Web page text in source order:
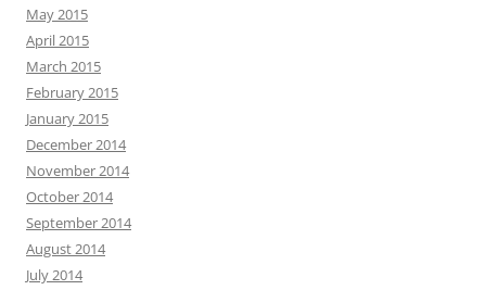
May 2015
April 2015
March 2015
February 2015
January 2015
December 2014
November 2014
October 2014
September 2014
August 2014
July 2014